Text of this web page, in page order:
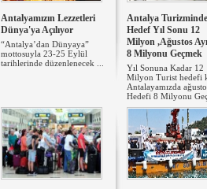
Antalyamızın Lezzetleri
Dünya'ya Açılıyor
“Antalya’dan Dünyaya”
mottosuyla 23-25 Eylül
tarihlerinde düzenlenecek ...
Antalya Turizminde
Hedef Yıl Sonu 12
Milyon ,Ağustos
8 Milyonu Geçmek
Yıl Sonuna Kadar 12
Milyon Turist hedefi
Antalayamızda
Hedefi 8 Milyonu